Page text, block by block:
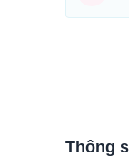
Thông